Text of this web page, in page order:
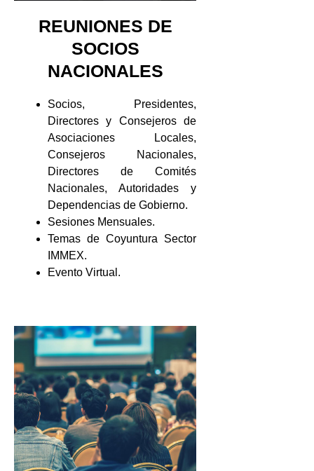
REUNIONES DE
SOCIOS
NACIONALES
Socios, Presidentes,
Directores y Consejeros de
Asociaciones Locales,
Consejeros Nacionales,
Directores de Comités
Nacionales, Autoridades y
Dependencias de Gobierno.
Sesiones Mensuales.
Temas de Coyuntura Sector
IMMEX.
Evento Virtual.